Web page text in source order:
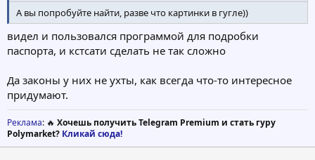
А вы попробуйте найти, разве что картинки в гугле))
видел и пользовался программой для подробки
паспорта, и кстсати сделать не так сложно
Да законы у них не ухты, как всегда что-то интересное
придумают.
Реклама: 🔥 Хочешь получить Telegram Premium и стать гуру
Polymarket? Кликай сюда!